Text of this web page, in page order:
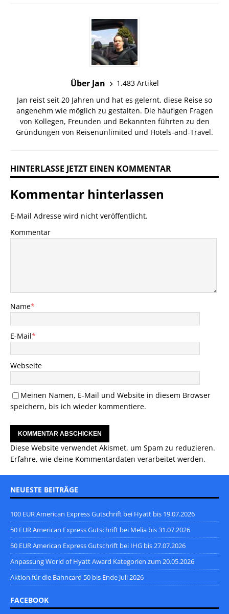
Über Jan
1.483 Artikel
Jan reist seit 20 Jahren und hat es gelernt, diese Reise so
angenehm wie möglich zu gestalten. Die häufigen Fragen
von Kollegen, Freunden und Bekannten führten zu den
Gründungen von Reisenunlimited und Hotels-and-Travel.
HINTERLASSE JETZT EINEN KOMMENTAR
Kommentar hinterlassen
E-Mail Adresse wird nicht veröffentlicht.
Kommentar
Name*
E-Mail*
Webseite
Meinen Namen, E-Mail und Website in diesem Browser
speichern, bis ich wieder kommentiere.
Diese Website verwendet Akismet, um Spam zu reduzieren.
Erfahre, wie deine Kommentardaten verarbeitet werden.
NEUESTE BEITRÄGE
100 EUR American Express Gutschrift bei Hyatt bis 19.07.2026
50 EUR American Express Gutschrift bei Melia bis 31.07.2026
50 EUR American Express Gutschrift bei IHG bis 27.07.2026
Anpassung World of Hyatt Award Kategorien zum 20.05.2026
Aktion für die Bahncard 50 bis Ende Juli 2026
FACEBOOK